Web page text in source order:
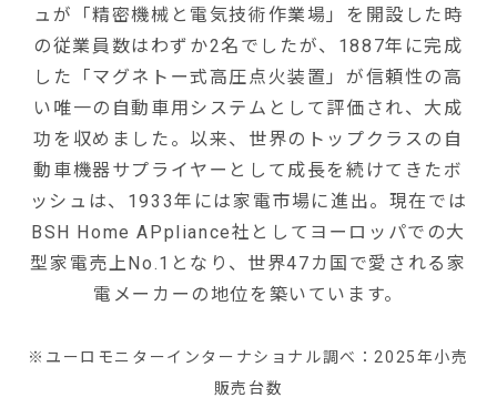
ュが「精密機械と電気技術作業場」を開設した時
の従業員数はわずか2名でしたが、1887年に完成
した「マグネトー式高圧点火装置」が信頼性の高
い唯一の自動車用システムとして評価され、大成
功を収めました。以来、世界のトップクラスの自
動車機器サプライヤーとして成長を続けてきたボ
ッシュは、1933年には家電市場に進出。現在では
BSH Home APpliance社としてヨーロッパでの大
型家電売上No.1となり、世界47カ国で愛される家
電メーカーの地位を築いています。
※ユーロモニターインターナショナル調べ：2025年小売
販売台数